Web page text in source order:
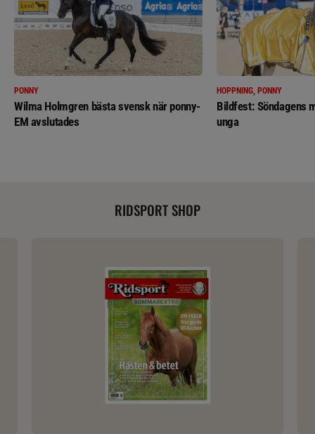
PONNY
Wilma Holmgren bästa svensk när ponny-
EM avslutades
HOPPNING, PONNY
Bildfest: Söndagens
unga
RIDSPORT SHOP